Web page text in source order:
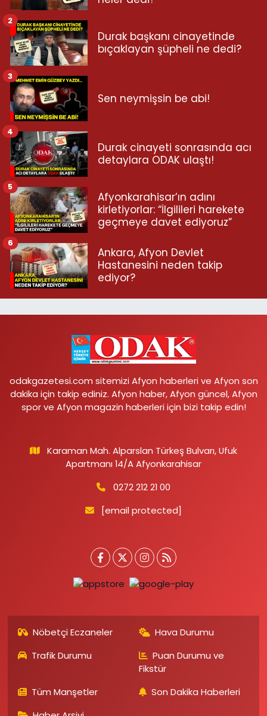
Durak başkanı cinayetinde
bıçaklayan şüpheli ne dedi?
2
Sen neymişsin be abi!
3
Durak cinayeti sonrasında acı
detaylara ODAK ulaştı!
4
Afyonkarahisar’ın adını
kirletiyorlar: “İlgilileri harekete
geçmeye davet ediyoruz”
5
Ankara, Afyon Devlet
Hastanesini neden takip
ediyor?
6
odakgazetesi.com sitemizi Afyon haberleri ve Afyon son
dakika için takip ediniz. Afyon haber, Afyon güncel, Afyon
spor ve Afyon magazin haberleri için bizi takip edin!
Karaman Mah. Alparslan Türkeş Bulvarı, Ufuk
Apartmanı 14/A Afyonkarahisar
0272 212 21 00
[email protected]
Nöbetçi Eczaneler
Hava Durumu
Trafik Durumu
Puan Durumu ve
Fikstür
Tüm Manşetler
Son Dakika Haberleri